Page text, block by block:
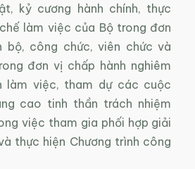
kỷ cương hành chính, thực
làm việc của Bộ trong đơn
bộ, công chức, viên chức và
đơn vị chấp hành nghiêm
làm việc, tham dự các cuộc
cao tinh thần trách nhiệm
việc tham gia phối hợp giải
thực hiện Chương trình công